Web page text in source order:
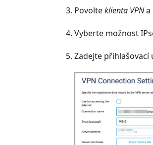
Povolteklienta VPNa
Vyberte možnost
Zadejte přihlašovací